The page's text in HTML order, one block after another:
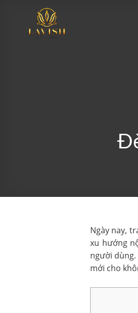
Ngày nay,
xu hướng
người
mới cho